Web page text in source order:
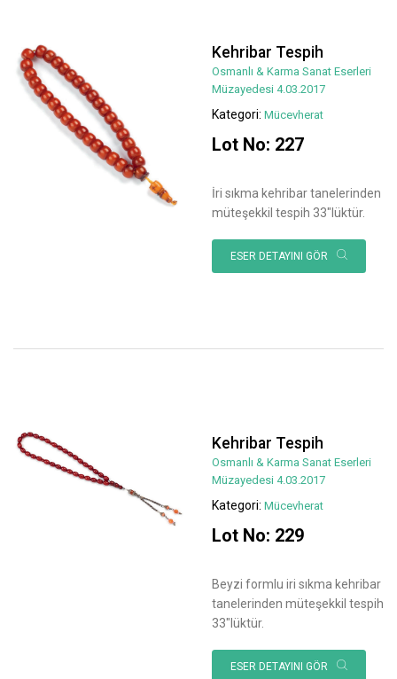
Kehribar Tespih
Osmanlı & Karma Sanat Eserleri
Müzayedesi 4.03.2017
Kategori: Mücevherat
Lot No: 227
İri sıkma kehribar tanelerinden
müteşekkil tespih 33"lüktür.
ESER DETAYINI GÖR
Kehribar Tespih
Osmanlı & Karma Sanat Eserleri
Müzayedesi 4.03.2017
Kategori: Mücevherat
Lot No: 229
Beyzi formlu iri sıkma kehribar
tanelerinden müteşekkil tespih
33"lüktür.
ESER DETAYINI GÖR